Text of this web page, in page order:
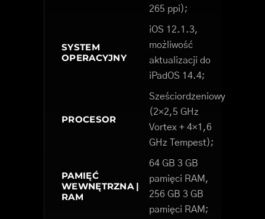
265 ppi);
SYSTEM
OPERACYJNY
iOS 12.1.3,
możliwość
aktualizacji do
iPadOS 14.4;
PROCESOR
Sześciordzeniowy
(2×2,5 GHz
Vortex + 4×1,6
GHz Tempest);
PAMIĘĆ
WEWNĘTRZNA |
RAM
64 GB 3 GB
pamięci RAM,
256 GB 3 GB
pamięci RAM;